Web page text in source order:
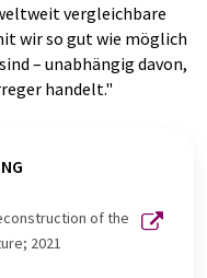
vergleichbare
wir so gut wie möglich
– unabhängig davon,
handelt."
of the
2021